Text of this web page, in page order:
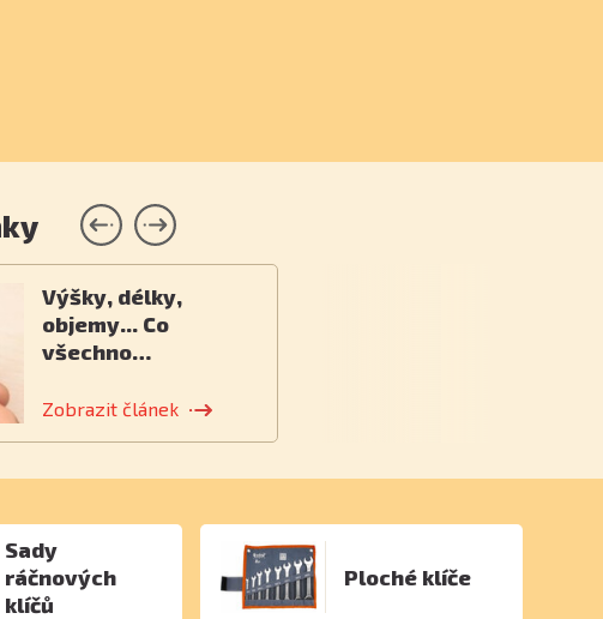
Výšky, délky,
objemy... Co
všechno…
Zobrazit článek
Sady
ráčnových
klíčů
Ploché klíče